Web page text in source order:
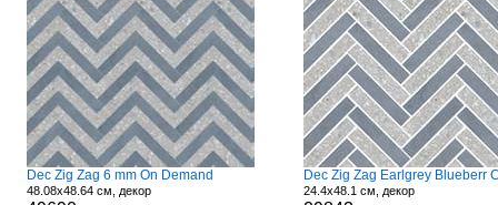
Dec Zig Zag 6 mm On Demand
48.08x48.64 см, декор 24.4x48.1 см, декор